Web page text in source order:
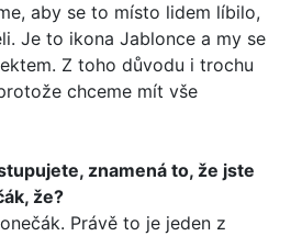
aby se to místo lidem líbilo,
Je to ikona Jablonce a my se
Z toho důvodu i trochu
chceme mít vše
znamená to, že jste
že?
Právě to je jeden z